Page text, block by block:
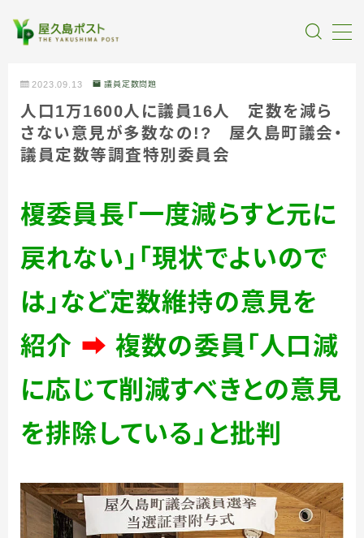
全記事カテゴリー
私たちについて
受賞・報道
情報提供
2023.09.13 議員定数問題
人口1万1600人に議員16人 定数を減ら
さない意見が多数なの!? 屋久島町議会・
議員定数等調査特別委員会
榎委員長「一度減らすと元に
戻れない」「現状でよいので
は」など定数維持の意見を
紹介 ➡ 複数の委員「人口減
に応じて削減すべきとの意見
を排除している」と批判